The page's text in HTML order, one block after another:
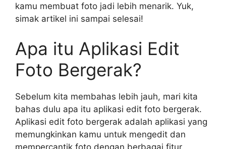
kamu membuat foto jadi lebih menarik. Yuk,
simak artikel ini sampai selesai!
Apa itu Aplikasi Edit
Foto Bergerak?
Sebelum kita membahas lebih jauh, mari kita
bahas dulu apa itu aplikasi edit foto bergerak.
Aplikasi edit foto bergerak adalah aplikasi yang
memungkinkan kamu untuk mengedit dan
mempercantik foto dengan berbagai fitur